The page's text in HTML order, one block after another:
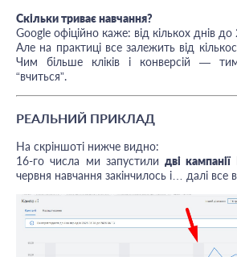
Скільки триває навчання?
Google офіційно каже: від кількох днів до
Але на практиці все залежить від
Чим більше кліків і конверсій —
“вчиться”.
РЕАЛЬНИЙ ПРИКЛАД
На скріншоті нижче видно:
16-го числа ми запустили дві
червня навчання закінчилось і… далі все